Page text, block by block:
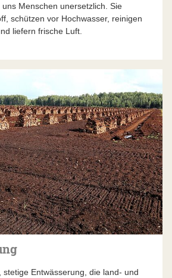
Menschen unersetzlich. Sie
schützen vor Hochwasser, reinigen
liefern frische Luft.
stetige Entwässerung, die land- und